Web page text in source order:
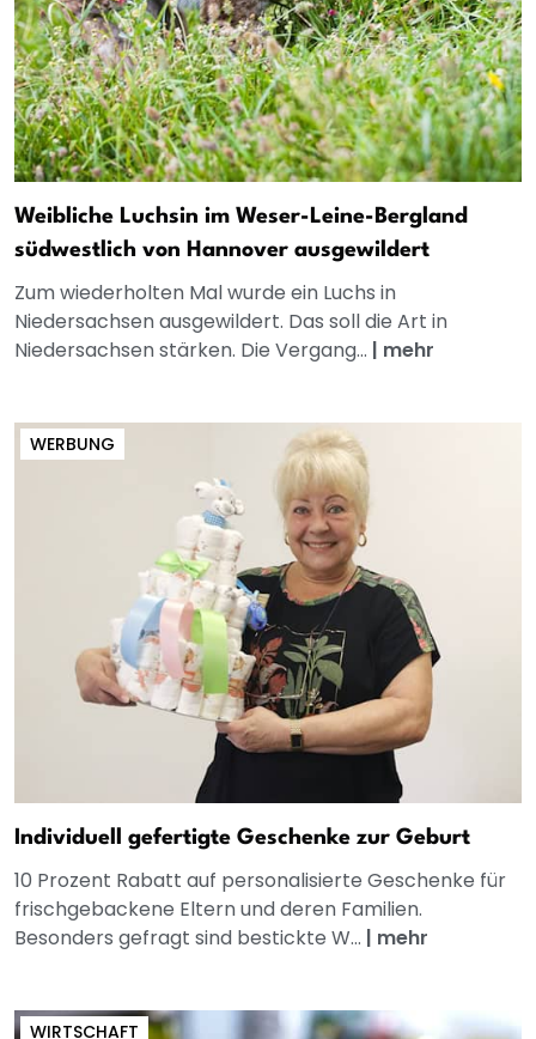
Weibliche Luchsin im Weser-Leine-Bergland
südwestlich von Hannover ausgewildert
Zum wiederholten Mal wurde ein Luchs in
Niedersachsen ausgewildert. Das soll die Art in
Niedersachsen stärken. Die Vergang... | mehr
WERBUNG
Individuell gefertigte Geschenke zur Geburt
10 Prozent Rabatt auf personalisierte Geschenke für
frischgebackene Eltern und deren Familien.
Besonders gefragt sind bestickte W... | mehr
WIRTSCHAFT